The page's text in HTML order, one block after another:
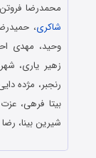
محمدرضا
شاکری،
وحید، مهدی
زهیر یاری،
رنجبر، مژده
بیتا فرهی،
شیرین بینا،